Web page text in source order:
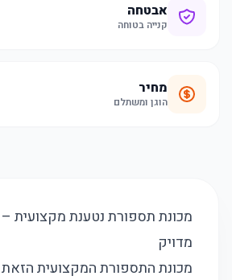
אבטחה
קנייה בטוחה
מחיר
הוגן ומשתלם
מכונת תספורת נטענת מקצועית –
מדויק
מכונת התספורת המקצועית